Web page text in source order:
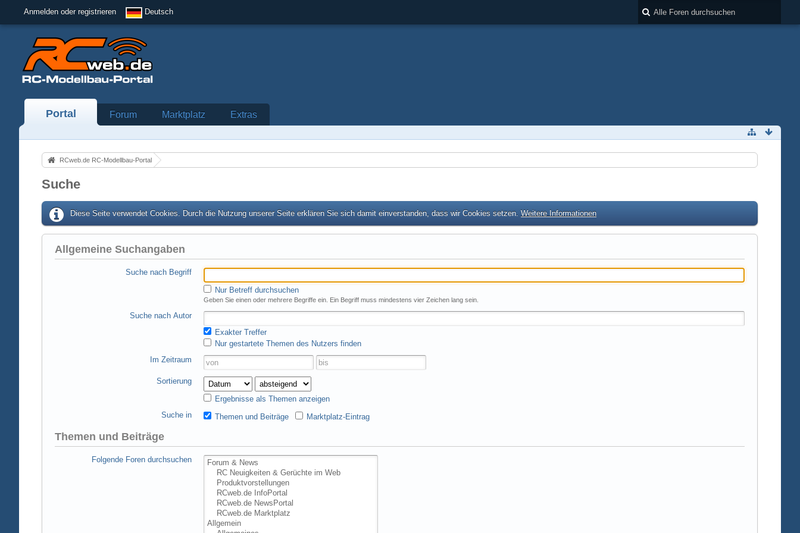
Anmelden oder registrieren Deutsch
Portal Forum Marktplatz Extras
RCweb.de RC-Modellbau-Portal
Suche
Diese Seite verwendet Cookies. Durch die Nutzung unserer Seite erklären Sie sich damit einverstanden, dass wir Cookies setzen. Weitere Informationen
Allgemeine Suchangaben
Suche nach Begriff
Nur Betreff durchsuchen
Geben Sie einen oder mehrere Begriffe ein. Ein Begriff muss mindestens vier Zeichen lang sein.
Suche nach Autor
Exakter Treffer
Nur gestartete Themen des Nutzers finden
Im Zeitraum
Sortierung
Ergebnisse als Themen anzeigen
Suche in
Themen und Beiträge Marktplatz-Eintrag
Themen und Beiträge
Folgende Foren durchsuchen